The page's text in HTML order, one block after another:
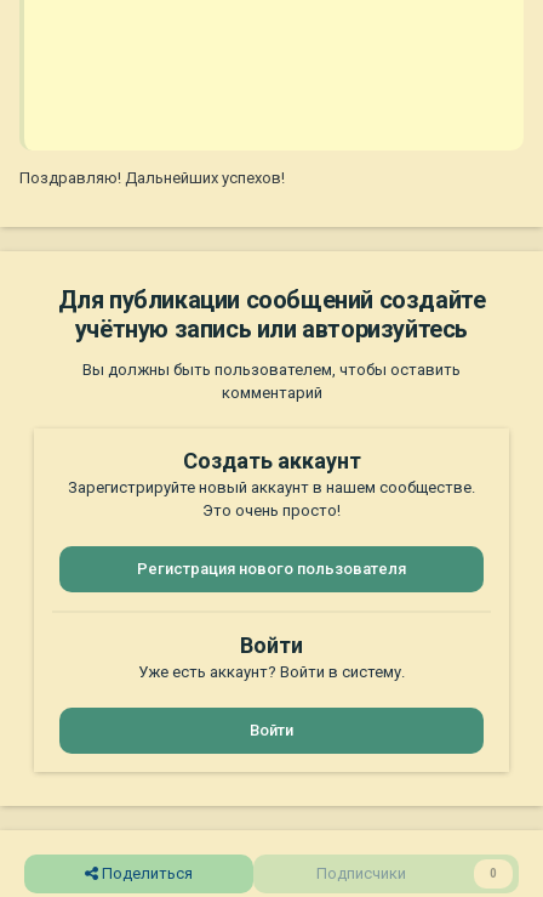
Поздравляю! Дальнейших успехов!
Для публикации сообщений создайте
учётную запись или авторизуйтесь
Вы должны быть пользователем, чтобы оставить
комментарий
Создать аккаунт
Зарегистрируйте новый аккаунт в нашем сообществе.
Это очень просто!
Регистрация нового пользователя
Войти
Уже есть аккаунт? Войти в систему.
Войти
Поделиться Подписчики 0